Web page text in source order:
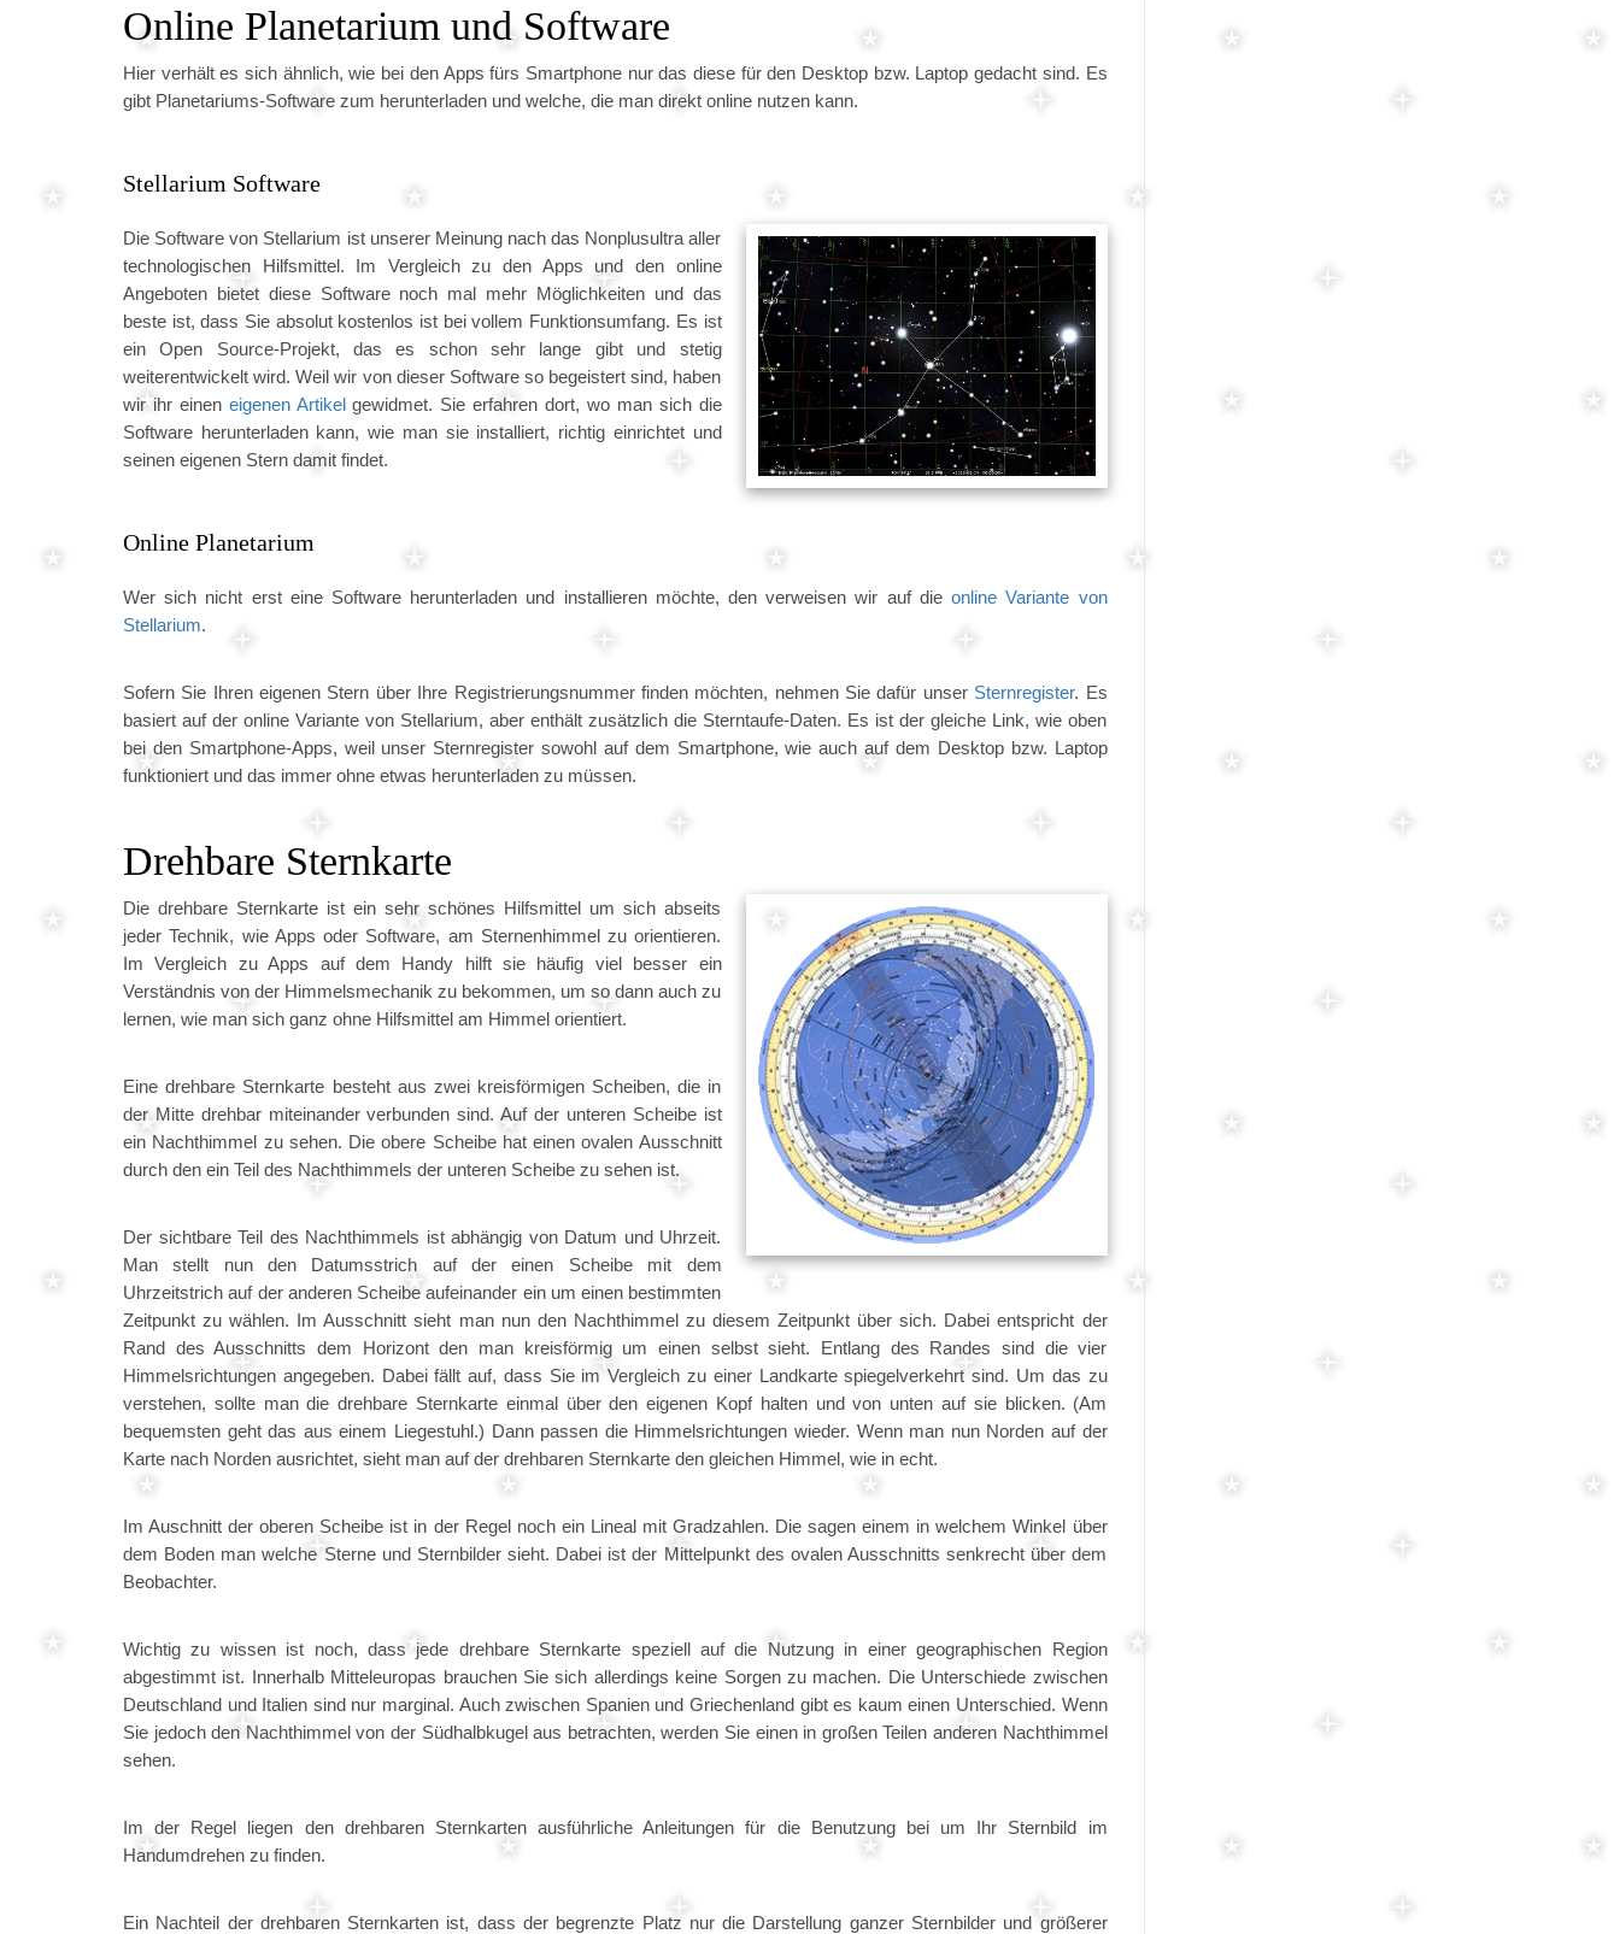
Online Planetarium und Software
Hier verhält es sich ähnlich, wie bei den Apps fürs Smartphone nur das diese für den Desktop bzw. Laptop gedacht sind. Es
gibt Planetariums-Software zum herunterladen und welche, die man direkt online nutzen kann.
Stellarium Software
Die Software von Stellarium ist unserer Meinung nach das Nonplusultra aller
technologischen Hilfsmittel. Im Vergleich zu den Apps und den online
Angeboten bietet diese Software noch mal mehr Möglichkeiten und das
beste ist, dass Sie absolut kostenlos ist bei vollem Funktionsumfang. Es ist
ein Open Source-Projekt, das es schon sehr lange gibt und stetig
weiterentwickelt wird. Weil wir von dieser Software so begeistert sind, haben
wir ihr einen eigenen Artikelgewidmet. Sie erfahren dort, wo man sich die
Software herunterladen kann, wie man sie installiert, richtig einrichtet und
seinen eigenen Stern damit findet.
Online Planetarium
Wer sich nicht erst eine Software herunterladen und installieren möchte, den verweisen wir auf dieonline Variante von
Stellarium.
Sofern Sie Ihren eigenen Stern über Ihre Registrierungsnummer finden möchten, nehmen Sie dafür unser Sternregister. Es
basiert auf der online Variante von Stellarium, aber enthält zusätzlich die Sterntaufe-Daten. Es ist der gleiche Link, wie oben
bei den Smartphone-Apps, weil unser Sternregister sowohl auf dem Smartphone, wie auch auf dem Desktop bzw. Laptop
funktioniert und das immer ohne etwas herunterladen zu müssen.
Drehbare Sternkarte
Die drehbare Sternkarte ist ein sehr schönes Hilfsmittel um sich abseits
jeder Technik, wie Apps oder Software, am Sternenhimmel zu orientieren.
Im Vergleich zu Apps auf dem Handy hilft sie häufig viel besser ein
Verständnis von der Himmelsmechanik zu bekommen, um so dann auch zu
lernen, wie man sich ganz ohne Hilfsmittel am Himmel orientiert.
Eine drehbare Sternkarte besteht aus zwei kreisförmigen Scheiben, die in
der Mitte drehbar miteinander verbunden sind. Auf der unteren Scheibe ist
ein Nachthimmel zu sehen. Die obere Scheibe hat einen ovalen Ausschnitt
durch den ein Teil des Nachthimmels der unteren Scheibe zu sehen ist.
Der sichtbare Teil des Nachthimmels ist abhängig von Datum und Uhrzeit.
Man stellt nun den Datumsstrich auf der einen Scheibe mit dem
Uhrzeitstrich auf der anderen Scheibe aufeinander ein um einen bestimmten
Zeitpunkt zu wählen. Im Ausschnitt sieht man nun den Nachthimmel zu diesem Zeitpunkt über sich. Dabei entspricht der
Rand des Ausschnitts dem Horizont den man kreisförmig um einen selbst sieht. Entlang des Randes sind die vier
Himmelsrichtungen angegeben. Dabei fällt auf, dass Sie im Vergleich zu einer Landkarte spiegelverkehrt sind. Um das zu
verstehen, sollte man die drehbare Sternkarte einmal über den eigenen Kopf halten und von unten auf sie blicken. (Am
bequemsten geht das aus einem Liegestuhl.) Dann passen die Himmelsrichtungen wieder. Wenn man nun Norden auf der
Karte nach Norden ausrichtet, sieht man auf der drehbaren Sternkarte den gleichen Himmel, wie in echt.
Im Auschnitt der oberen Scheibe ist in der Regel noch ein Lineal mit Gradzahlen. Die sagen einem in welchem Winkel über
dem Boden man welche Sterne und Sternbilder sieht. Dabei ist der Mittelpunkt des ovalen Ausschnitts senkrecht über dem
Beobachter.
Wichtig zu wissen ist noch, dass jede drehbare Sternkarte speziell auf die Nutzung in einer geographischen Region
abgestimmt ist. Innerhalb Mitteleuropas brauchen Sie sich allerdings keine Sorgen zu machen. Die Unterschiede zwischen
Deutschland und Italien sind nur marginal. Auch zwischen Spanien und Griechenland gibt es kaum einen Unterschied. Wenn
Sie jedoch den Nachthimmel von der Südhalbkugel aus betrachten, werden Sie einen in großen Teilen anderen Nachthimmel
sehen.
Im der Regel liegen den drehbaren Sternkarten ausführliche Anleitungen für die Benutzung bei um Ihr Sternbild im
Handumdrehen zu finden.
Ein Nachteil der drehbaren Sternkarten ist, dass der begrenzte Platz nur die Darstellung ganzer Sternbilder und größerer